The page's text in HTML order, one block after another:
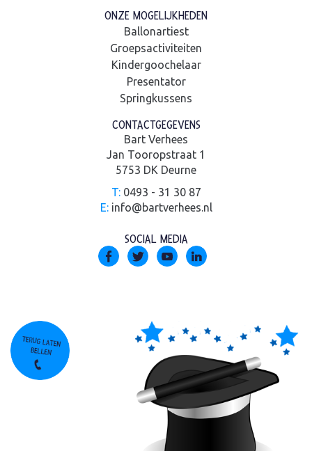
ONZE MOGELIJKHEDEN
Ballonartiest
Groepsactiviteiten
Kindergoochelaar
Presentator
Springkussens
CONTACTGEGEVENS
Bart Verhees
Jan Tooropstraat 1
5753 DK Deurne
T:0493 - 31 30 87
E: info@bartverhees.nl
SOCIAL MEDIA